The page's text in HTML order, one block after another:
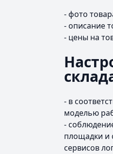
- фото
- описание
- цены на
- в
моделью
-
площадки и
сервисов